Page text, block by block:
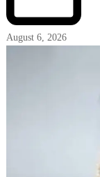
August 6, 2026